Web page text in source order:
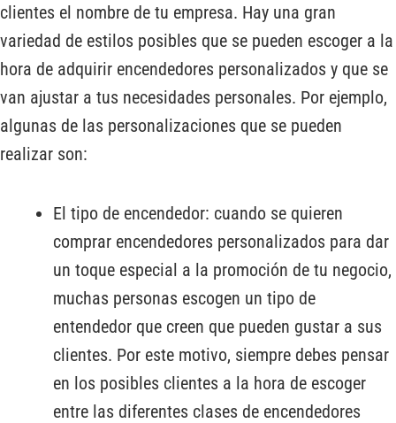
clientes el nombre de tu empresa. Hay una gran
variedad de estilos posibles que se pueden escoger a la
hora de adquirir encendedores personalizados y que se
van ajustar a tus necesidades personales. Por ejemplo,
algunas de las personalizaciones que se pueden
realizar son:
El tipo de encendedor: cuando se quieren
comprar encendedores personalizados para dar
un toque especial a la promoción de tu negocio,
muchas personas escogen un tipo de
entendedor que creen que pueden gustar a sus
clientes. Por este motivo, siempre debes pensar
en los posibles clientes a la hora de escoger
entre las diferentes clases de encendedores